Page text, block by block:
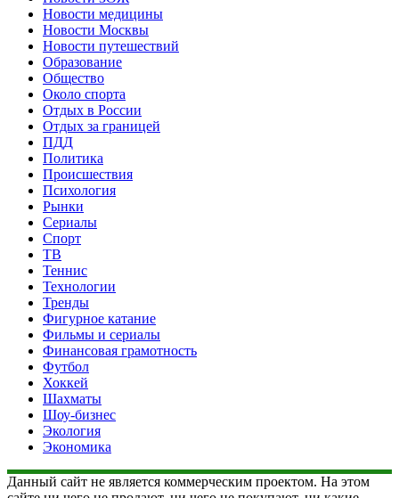
Новости медицины
Новости Москвы
Новости путешествий
Образование
Общество
Около спорта
Отдых в России
Отдых за границей
ПДД
Политика
Происшествия
Психология
Рынки
Сериалы
Спорт
ТВ
Теннис
Технологии
Тренды
Фигурное катание
Фильмы и сериалы
Финансовая грамотность
Футбол
Хоккей
Шахматы
Шоу-бизнес
Экология
Экономика
Данный сайт не является коммерческим проектом. На этом